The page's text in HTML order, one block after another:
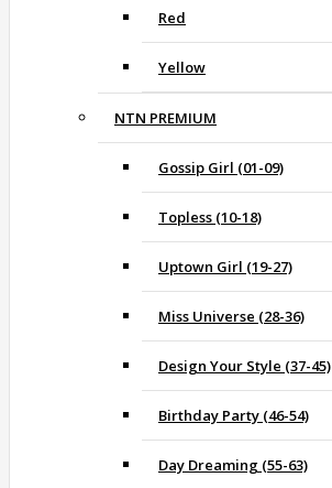
Red
Yellow
NTN PREMIUM
Gossip Girl (01-09)
Topless (10-18)
Uptown Girl (19-27)
Miss Universe (28-36)
Design Your Style (37-45)
Birthday Party (46-54)
Day Dreaming (55-63)